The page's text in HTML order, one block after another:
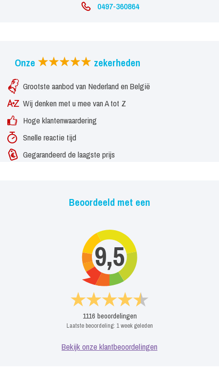
0497-360864
Onze zekerheden
Grootste aanbod van Nederland en België
Wij denken met u mee van A tot Z
Hoge klantenwaardering
Snelle reactie tijd
Gegarandeerd de laagste prijs
Beoordeeld met een
9,5
1116 beoordelingen
Laatste beoordeling: 1 week geleden
Bekijk onze klantbeoordelingen